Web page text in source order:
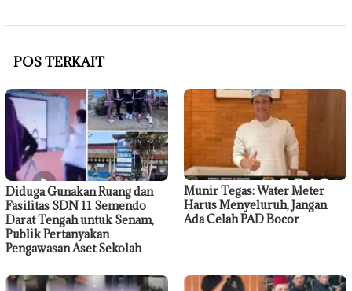
POS TERKAIT
Diduga Gunakan Ruang dan
Fasilitas SDN 11 Semendo
Darat Tengah untuk Senam,
Publik Pertanyakan
Pengawasan Aset Sekolah
Munir Tegas: Water Meter
Harus Menyeluruh, Jangan
Ada Celah PAD Bocor